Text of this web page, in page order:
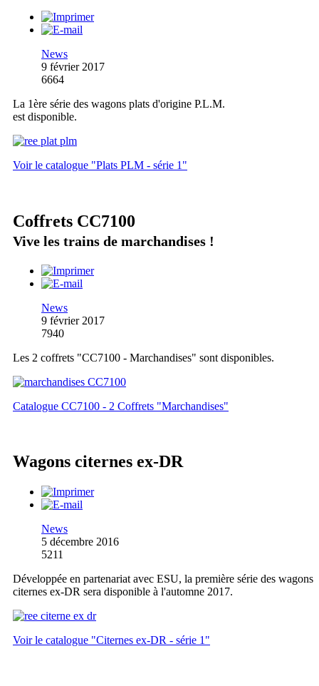
News
9 février 2017
6664
La 1ère série des wagons plats d'origine P.L.M.
est disponible.
Voir le catalogue "Plats PLM - série 1"
Coffrets CC7100
Vive les trains de marchandises !
News
9 février 2017
7940
Les 2 coffrets "CC7100 - Marchandises" sont disponibles.
Catalogue CC7100 - 2 Coffrets "Marchandises"
Wagons citernes ex-DR
News
5 décembre 2016
5211
Développée en partenariat avec ESU, la première série des wagons
citernes ex-DR sera disponible à l'automne 2017.
Voir le catalogue "Citernes ex-DR - série 1"